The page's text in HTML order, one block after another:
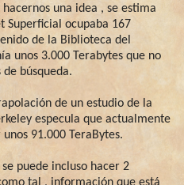
hacernos una idea , se estima
Superficial ocupaba 167
de la Biblioteca del
unos 3.000 Terabytes que no
búsqueda.
de un estudio de la
especula que actualmente
91.000 TeraBytes.
se puede incluso hacer 2
tal , información que está